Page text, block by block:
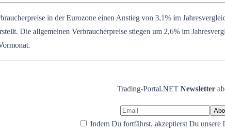
in der Eurozone einen Anstieg von 3,1% im
Die allgemeinen Verbraucherpreise stiegen um 2,6% im
Trading-Portal.NET Newsletter
Indem Du fortfährst, akzeptierst Du unsere